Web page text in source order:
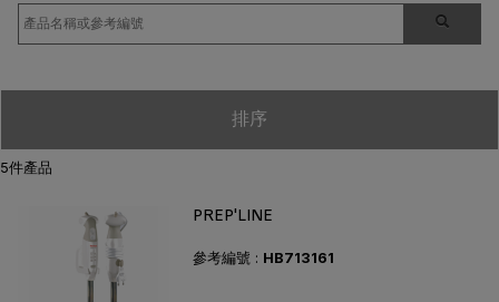
排序
5件產品
PREP'LINE
參考編號 : HB713161